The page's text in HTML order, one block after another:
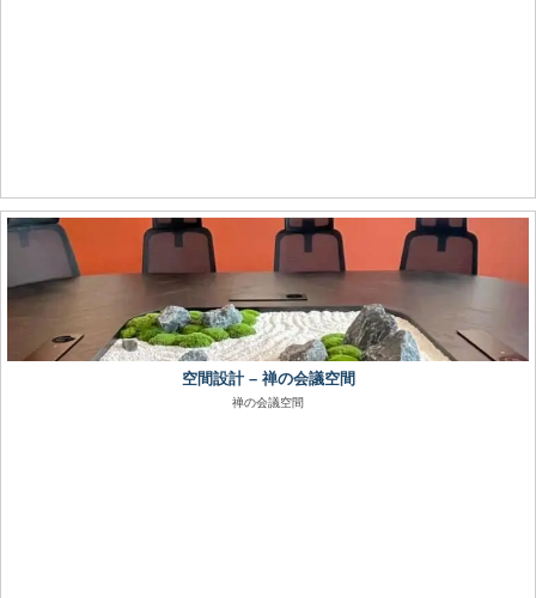
空間設計 – 禅の会議空間
禅の会議空間